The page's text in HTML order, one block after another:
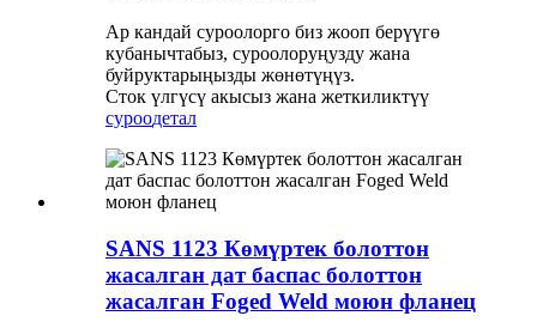
Ар кандай суроолорго биз жооп берүүгө
кубанычтабыз, суроолоруңузду жана
буйруктарыңызды жөнөтүңүз.
Сток үлгүсү акысыз жана жеткиликтүү
суроодетал
SANS 1123 Көмүртек болоттон
жасалган дат баспас болоттон
жасалган Foged Weld моюн фланец